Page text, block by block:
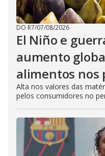
DO R7/07/08/2026
El Niño e
aumento
alimentos nos
Alta nos valores das
pelos consumidores no